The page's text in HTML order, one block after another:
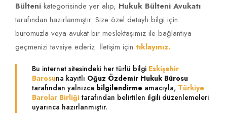
Bülteni kategorisinde yer alıp, Hukuk Bülteni Avukatı
tarafından hazırlanmıştır. Size özel detaylı bilgi için
büromuzla veya avukat bir meslektaşımız ile bağlantıya
geçmenizi tavsiye ederiz. İletişim için tıklayınız.
Bu internet sitesindeki her türlü bilgi Eskişehir
Barosuna kayıtlı Oğuz Özdemir Hukuk Bürosu
tarafından yalnızca bilgilendirme amacıyla, Türkiye
Barolar Birliği tarafından belirtilen ilgili düzenlemeleri
uyarınca hazırlanmıştır.